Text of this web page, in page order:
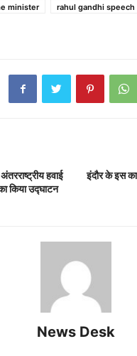
minister
rahul gandhi speech
हवाई
किया उद्घाटन
इंदौर के इस
News Desk